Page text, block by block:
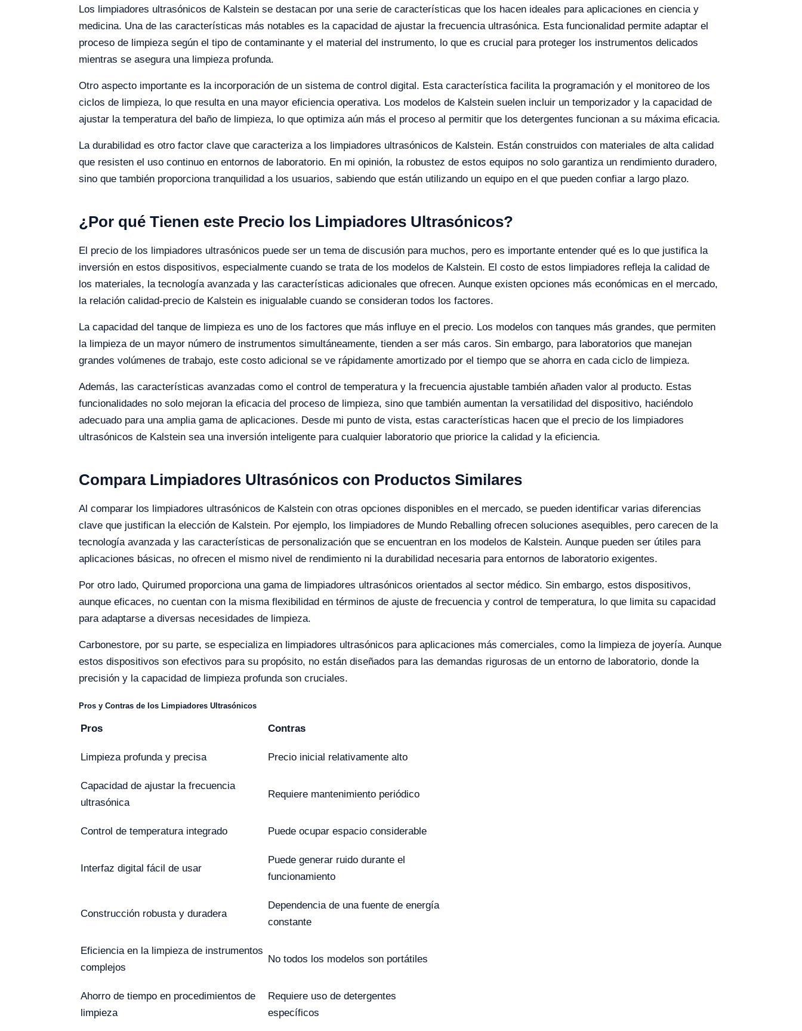
Los limpiadores ultrasónicos de Kalstein se destacan por una serie de características que los hacen ideales para aplicaciones en ciencia y
medicina. Una de las características más notables es la capacidad de ajustar la frecuencia ultrasónica. Esta funcionalidad permite adaptar el
proceso de limpieza según el tipo de contaminante y el material del instrumento, lo que es crucial para proteger los instrumentos delicados
mientras se asegura una limpieza profunda.
Otro aspecto importante es la incorporación de un sistema de control digital. Esta característica facilita la programación y el monitoreo de los
ciclos de limpieza, lo que resulta en una mayor eficiencia operativa. Los modelos de Kalstein suelen incluir un temporizador y la capacidad de
ajustar la temperatura del baño de limpieza, lo que optimiza aún más el proceso al permitir que los detergentes funcionan a su máxima eficacia.
La durabilidad es otro factor clave que caracteriza a los limpiadores ultrasónicos de Kalstein. Están construidos con materiales de alta calidad
que resisten el uso continuo en entornos de laboratorio. En mi opinión, la robustez de estos equipos no solo garantiza un rendimiento duradero,
sino que también proporciona tranquilidad a los usuarios, sabiendo que están utilizando un equipo en el que pueden confiar a largo plazo.
¿Por qué Tienen este Precio los Limpiadores Ultrasónicos?
El precio de los limpiadores ultrasónicos puede ser un tema de discusión para muchos, pero es importante entender qué es lo que justifica la
inversión en estos dispositivos, especialmente cuando se trata de los modelos de Kalstein. El costo de estos limpiadores refleja la calidad de
los materiales, la tecnología avanzada y las características adicionales que ofrecen. Aunque existen opciones más económicas en el mercado,
la relación calidad-precio de Kalstein es inigualable cuando se consideran todos los factores.
La capacidad del tanque de limpieza es uno de los factores que más influye en el precio. Los modelos con tanques más grandes, que permiten
la limpieza de un mayor número de instrumentos simultáneamente, tienden a ser más caros. Sin embargo, para laboratorios que manejan
grandes volúmenes de trabajo, este costo adicional se ve rápidamente amortizado por el tiempo que se ahorra en cada ciclo de limpieza.
Además, las características avanzadas como el control de temperatura y la frecuencia ajustable también añaden valor al producto. Estas
funcionalidades no solo mejoran la eficacia del proceso de limpieza, sino que también aumentan la versatilidad del dispositivo, haciéndolo
adecuado para una amplia gama de aplicaciones. Desde mi punto de vista, estas características hacen que el precio de los limpiadores
ultrasónicos de Kalstein sea una inversión inteligente para cualquier laboratorio que priorice la calidad y la eficiencia.
Compara Limpiadores Ultrasónicos con Productos Similares
Al comparar los limpiadores ultrasónicos de Kalstein con otras opciones disponibles en el mercado, se pueden identificar varias diferencias
clave que justifican la elección de Kalstein. Por ejemplo, los limpiadores de Mundo Reballing ofrecen soluciones asequibles, pero carecen de la
tecnología avanzada y las características de personalización que se encuentran en los modelos de Kalstein. Aunque pueden ser útiles para
aplicaciones básicas, no ofrecen el mismo nivel de rendimiento ni la durabilidad necesaria para entornos de laboratorio exigentes.
Por otro lado, Quirumed proporciona una gama de limpiadores ultrasónicos orientados al sector médico. Sin embargo, estos dispositivos,
aunque eficaces, no cuentan con la misma flexibilidad en términos de ajuste de frecuencia y control de temperatura, lo que limita su capacidad
para adaptarse a diversas necesidades de limpieza.
Carbonestore, por su parte, se especializa en limpiadores ultrasónicos para aplicaciones más comerciales, como la limpieza de joyería. Aunque
estos dispositivos son efectivos para su propósito, no están diseñados para las demandas rigurosas de un entorno de laboratorio, donde la
precisión y la capacidad de limpieza profunda son cruciales.
Pros y Contras de los Limpiadores Ultrasónicos
Pros Contras
Limpieza profunda y precisa Precio inicial relativamente alto
Capacidad de ajustar la frecuencia
ultrasónica
Requiere mantenimiento periódico
Control de temperatura integrado Puede ocupar espacio considerable
Interfaz digital fácil de usar
Puede generar ruido durante el
funcionamiento
Construcción robusta y duradera
Dependencia de una fuente de energía
constante
Eficiencia en la limpieza de instrumentos
complejos
No todos los modelos son portátiles
Ahorro de tiempo en procedimientos de
limpieza
Requiere uso de detergentes
específicos